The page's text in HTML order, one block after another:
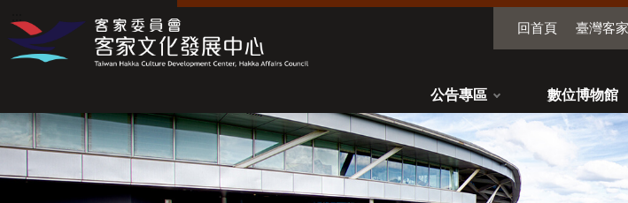
回首頁 臺灣客
公告專區 數位博物館